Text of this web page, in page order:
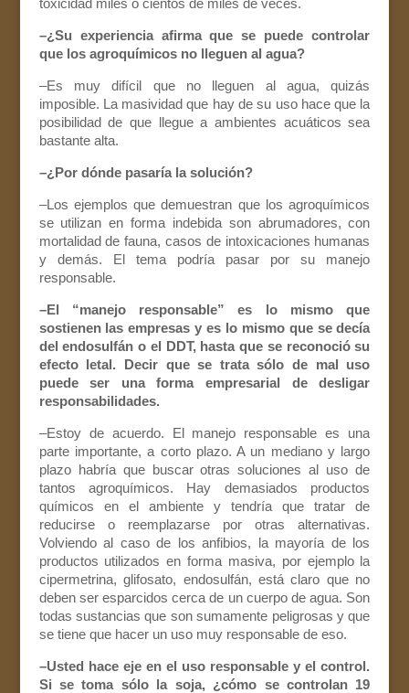
toxicidad miles o cientos de miles de veces.
–¿Su experiencia afirma que se puede controlar
que los agroquímicos no lleguen al agua?
–Es muy difícil que no lleguen al agua, quizás
imposible. La masividad que hay de su uso hace que la
posibilidad de que llegue a ambientes acuáticos sea
bastante alta.
–¿Por dónde pasaría la solución?
–Los ejemplos que demuestran que los agroquímicos
se utilizan en forma indebida son abrumadores, con
mortalidad de fauna, casos de intoxicaciones humanas
y demás. El tema podría pasar por su manejo
responsable.
–El “manejo responsable” es lo mismo que
sostienen las empresas y es lo mismo que se decía
del endosulfán o el DDT, hasta que se reconoció su
efecto letal. Decir que se trata sólo de mal uso
puede ser una forma empresarial de desligar
responsabilidades.
–Estoy de acuerdo. El manejo responsable es una
parte importante, a corto plazo. A un mediano y largo
plazo habría que buscar otras soluciones al uso de
tantos agroquímicos. Hay demasiados productos
químicos en el ambiente y tendría que tratar de
reducirse o reemplazarse por otras alternativas.
Volviendo al caso de los anfibios, la mayoría de los
productos utilizados en forma masiva, por ejemplo la
cipermetrina, glifosato, endosulfán, está claro que no
deben ser esparcidos cerca de un cuerpo de agua. Son
todas sustancias que son sumamente peligrosas y que
se tiene que hacer un uso muy responsable de eso.
–Usted hace eje en el uso responsable y el control.
Si se toma sólo la soja, ¿cómo se controlan 19